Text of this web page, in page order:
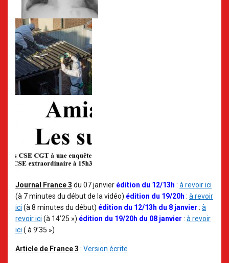
Journal France 3 du 07 janvier édition du 12/13h : à revoir ici
(à 7 minutes du début de la vidéo) édition du 19/20h : à revoir
ici (à 8 minutes du début) édition du 12/13h du 8 janvier : à
revoir ici (à 14’25 ») édition du 19/20h du 08 janvier : à revoir
ici ( à 9’35 »)
Article de France 3 : Version écrite